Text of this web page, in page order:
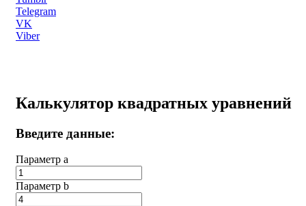
Telegram
VK
Viber
Калькулятор квадратных уравнений
Введите данные:
Параметр a
Параметр b